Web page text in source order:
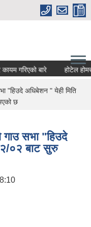
गरिएको बारे होटेल
"हिउदे अधिबेशन " येही मिति
छ
गाउ सभा "हिउदे
०२ बाट सुरु